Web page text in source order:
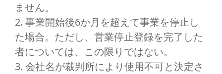
ません。
2. 事業開始後6か月を超えて事業を停止し
た場合。ただし、営業停止登録を完了した
者については、この限りではない。
3. 会社名が裁判所により使用不可と決定さ